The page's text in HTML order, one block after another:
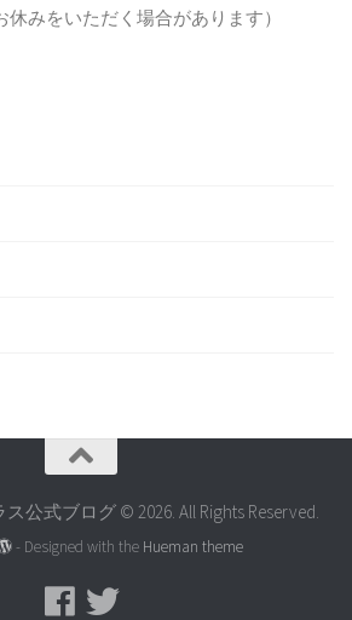
みをいただく場合があります）
公式ブログ © 2026. All Rights Reserved.
- Designed with the Hueman theme